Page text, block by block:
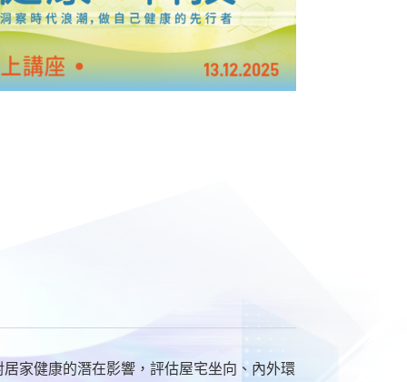
居家健康的潛在影響，評估屋宅坐向、內外環